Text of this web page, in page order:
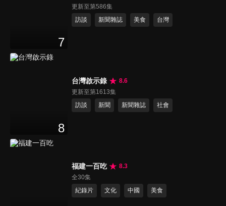
7
更新至第586集
訪談
新聞雜誌 美食 台灣
8
台灣啟示錄
8.6
更新至第1613集
訪談
新聞 新聞雜誌 社會
福建一百吃
8.3
全30集
紀錄片
文化 中國 美食